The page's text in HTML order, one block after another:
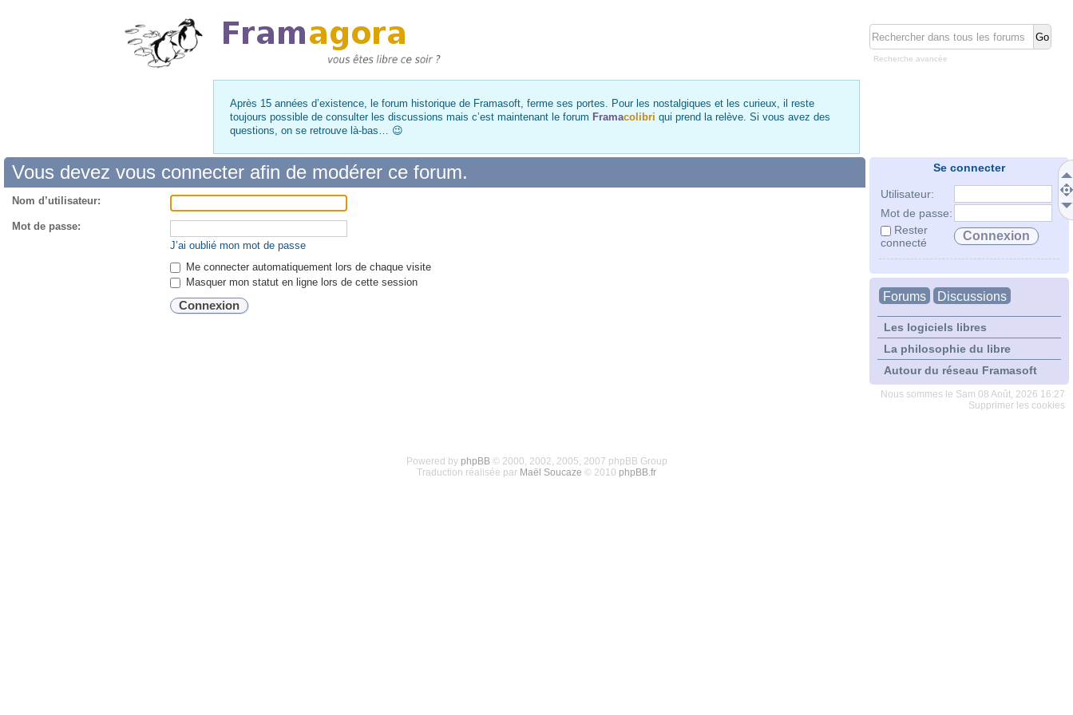
Recherche avancée
Après 15 années d’existence, le forum historique de Framasoft, ferme ses portes. Pour les nostalgiques et les curieux, il reste
toujours possible de consulter les discussions mais c’est maintenant le forum Framacolibri qui prend la relève. Si vous avez des
questions, on se retrouve là-bas… 😉
Se connecter
Utilisateur:
Mot de passe:
Rester
connecté
Forums Discussions
Les logiciels libres
La philosophie du libre
Autour du réseau Framasoft
Nous sommes le Sam 08 Août, 2026 16:27
Supprimer les cookies
Vous devez vous connecter afin de modérer ce forum.
Nom d’utilisateur:
Mot de passe:
J’ai oublié mon mot de passe
Me connecter automatiquement lors de chaque visite
Masquer mon statut en ligne lors de cette session
Powered by phpBB© 2000, 2002, 2005, 2007 phpBB Group
Traduction réalisée par Maël Soucaze © 2010 phpBB.fr